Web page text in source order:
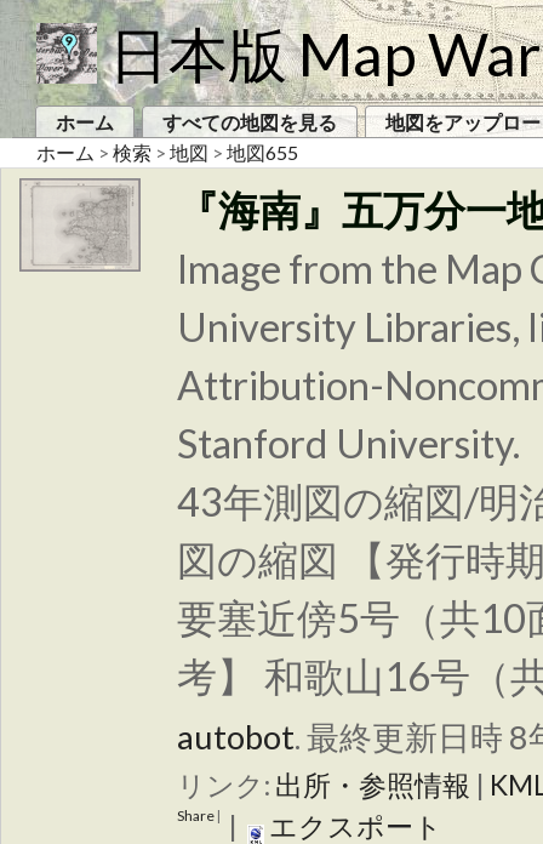
日本版 Map
ホーム すべての地図を見る
地図をアップロ
ホーム > 検索 > 地図 > 地図655
『海南』五万分一
Image from the Map
University Libraries,
Attribution-
Stanford University.
43年測図の縮図/明
図の縮図 【発行時
要塞近傍5号（共10
考】 和歌山16号
autobot.最終更新日時 8
リンク: 出所・参照情報 |
Share | | エクスポート